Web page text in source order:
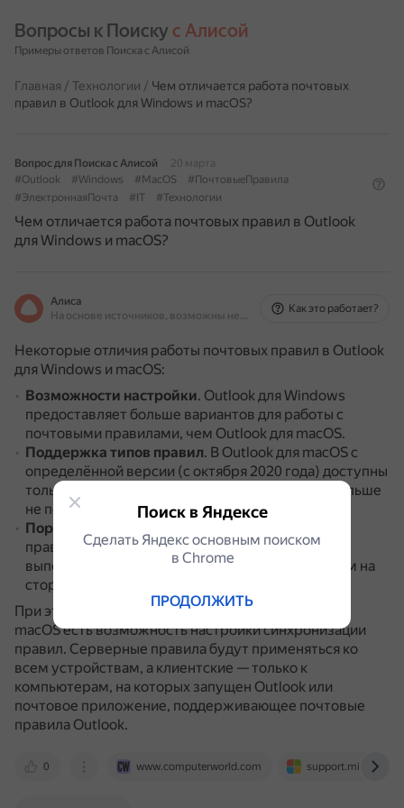
Вопросы к Поиску с Алисой
Примеры ответов Поиска с Алисой
Главная / Технологии / Чем отличается работа почтовых
правил в Outlook для Windows и macOS?
Вопрос для Поиска с Алисой
20 марта
#Outlook
#Windows #MacOS
#ПочтовыеПравила
#ЭлектроннаяПочта
#IT #Технологии
Чем отличается работа почтовых правил в Outlook
для Windows и macOS?
Алиса
На основе источников, возможны неточности
Как это работает?
Некоторые отличия работы почтовых правил в Outlook
для Windows и macOS:
Возможности настройки. Outlook для Windows
предоставляет больше вариантов для работы с
почтовыми правилами, чем Outlook для macOS.
Поддержка типов правил. В Outlook для macOS с
определённой версии (с октября 2020 года) доступны
только серверные правила, правила клиента больше
не поддерживаются.
Порядок выполнения
правила не в указанном порядке.Сначала
выполняются правила на стороне сервера, затем на
стороне клиента.
При этом и в Outlook для Windows, и в Outlook для
macOS есть возможность настройки синхронизации
правил. Серверные правила будут применяться ко
всем устройствам, а клиентские — только к
компьютерам, на которых запущен Outlook или
почтовое приложение, поддерживающее почтовые
правила Outlook.
0 www.computerworld.com
Поиск в Яндексе
Сделать Яндекс основным поиском
в Сhrome
ПРОДОЛЖИТЬ